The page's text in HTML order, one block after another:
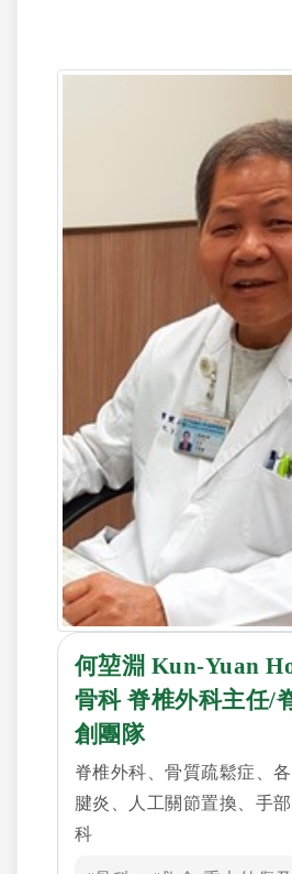
何堃淵 Kun-Yuan
骨科 脊椎外科主任/
創團隊
脊椎外科、骨質疏鬆症、
腱炎、人工關節置換、手
科